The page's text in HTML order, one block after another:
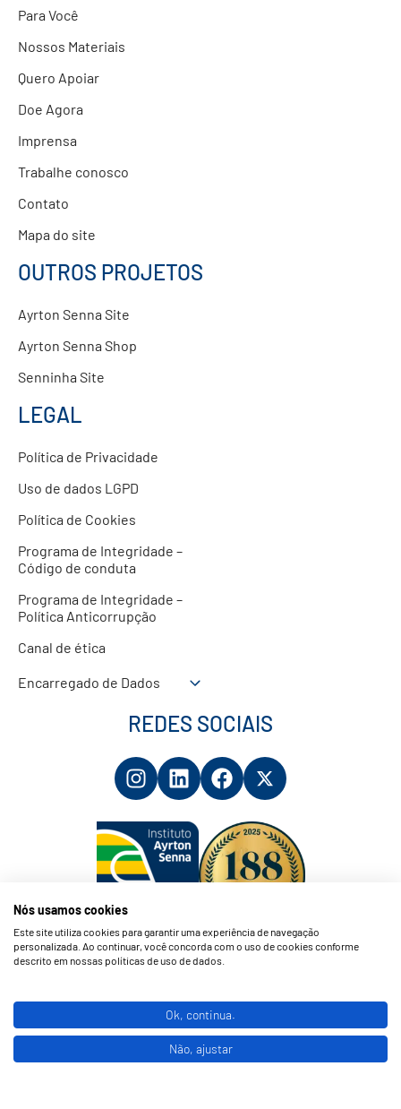
Para Você
Nossos Materiais
Quero Apoiar
Doe Agora
Imprensa
Trabalhe conosco
Contato
Mapa do site
OUTROS PROJETOS
Ayrton Senna Site
Ayrton Senna Shop
Senninha Site
LEGAL
Política de Privacidade
Uso de dados LGPD
Política de Cookies
Programa de Integridade –
Código de conduta
Programa de Integridade –
Política Anticorrupção
Canal de ética
Encarregado de Dados
REDES SOCIAIS
© 2026 Instituto Ayrton Senna. All Rights Reserved.
Nós usamos cookies
Este site utiliza cookies para garantir uma experiência de navegação
personalizada. Ao continuar, você concorda com o uso de cookies conforme
descrito em nossas políticas de uso de dados.
Ok, continua.
Não, ajustar